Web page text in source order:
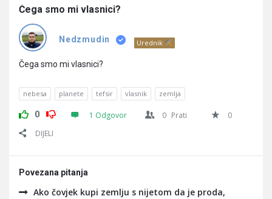
®
Latest
Pitanja
Čega smo mi vlasnici?
Nedzmudin Urednik
Čega smo mi vlasnici?
nebesa planete tefsir vlasnik zemlja
0 1 Odgovor 0 Prati
0
DIJELI
Povezana pitanja
Ako čovjek kupi zemlju s nijetom da je proda,